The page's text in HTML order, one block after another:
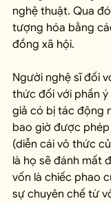
nghệ thuật. Qua
tượng hóa bằng
đồng xã hội.
Người nghệ sĩ đối
thức đối với phần
giả có bị tác động
bao giờ được
(diễn cái vô thức
là họ sẽ đánh mất
vốn là chiếc phao
sự chuyên chế từ